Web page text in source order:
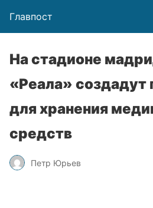
Главпост
На стадионе
«Реала» создадут
для хранения
средств
Петр Юрьев